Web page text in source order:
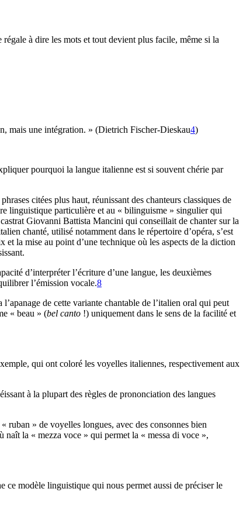
à dire les mots et tout devient plus facile, même si la
mais une intégration. » (Dietrich Fischer-Dieskau4)
pourquoi la langue italienne est si souvent chérie par
citées plus haut, réunissant des chanteurs classiques de
linguistique particulière et au « bilinguisme » singulier qui
Giovanni Battista Mancini qui conseillait de chanter sur la
chanté, utilisé notamment dans le répertoire d’opéra, s’est
la mise au point d’une technique où les aspects de la diction
d’interpréter l’écriture d’une langue, les deuxièmes
l’émission vocale.8
de cette variante chantable de l’italien oral qui peut
« beau » (bel canto !) uniquement dans le sens de la facilité et
qui ont coloré les voyelles italiennes, respectivement aux
à la plupart des règles de prononciation des langues
ruban » de voyelles longues, avec des consonnes bien
naît la « mezza voce » qui permet la « messa di voce »,
ce modèle linguistique qui nous permet aussi de préciser le